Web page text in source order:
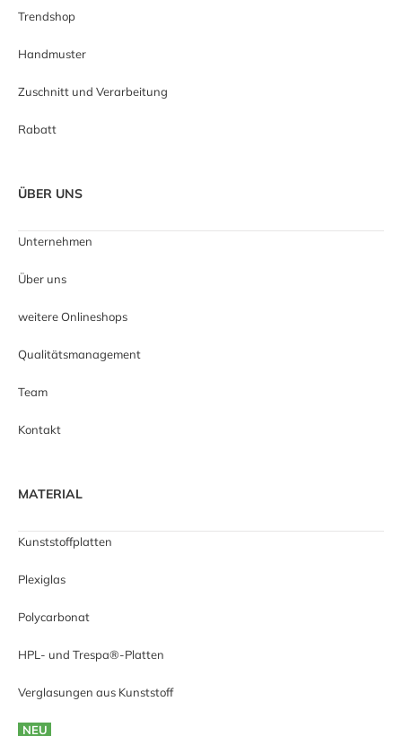
Trendshop
Handmuster
Zuschnitt und Verarbeitung
Rabatt
ÜBER UNS
Unternehmen
Über uns
weitere Onlineshops
Qualitätsmanagement
Team
Kontakt
MATERIAL
Kunststoffplatten
Plexiglas
Polycarbonat
HPL- und Trespa®-Platten
Verglasungen aus Kunststoff
NEU